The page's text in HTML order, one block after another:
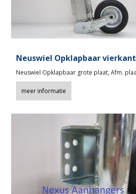
Neuswiel Opklapbaar
Neuswiel Opklapbaar grote plaat, Afm.
meer informatie